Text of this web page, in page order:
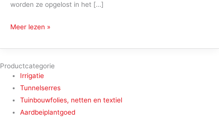
worden ze opgelost in het […]
Meer lezen »
Productcategorie
Irrigatie
Tunnelserres
Tuinbouwfolies, netten en textiel
Aardbeiplantgoed